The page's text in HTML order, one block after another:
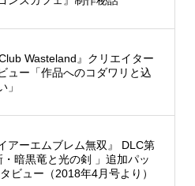
Club Wasteland』クリエイター
ュー「作品へのコダワリと込
」
アーエムブレム無双』 DLC第
暗黒竜と光の剣 」追加パッ
ビュー（2018年4月号より）